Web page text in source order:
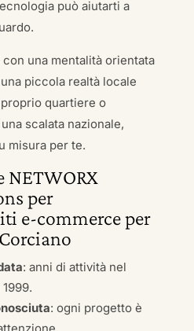
può aiutarti a
una mentalità orientata
piccola realtà locale
quartiere o
scalata nazionale,
misura per te.
NETWORX
per
e-commerce per
: anni di attività nel
: ogni progetto è